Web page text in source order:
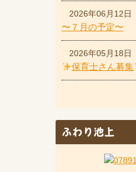
2026年06月12日
〜７月の予定〜
2026年05月18日
保育士さん募集
ふわり池上